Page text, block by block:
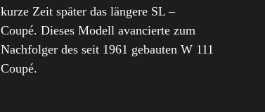
kurze Zeit später das längere SL –
Coupé. Dieses Modell avancierte zum
Nachfolger des seit 1961 gebauten W 111
Coupé.